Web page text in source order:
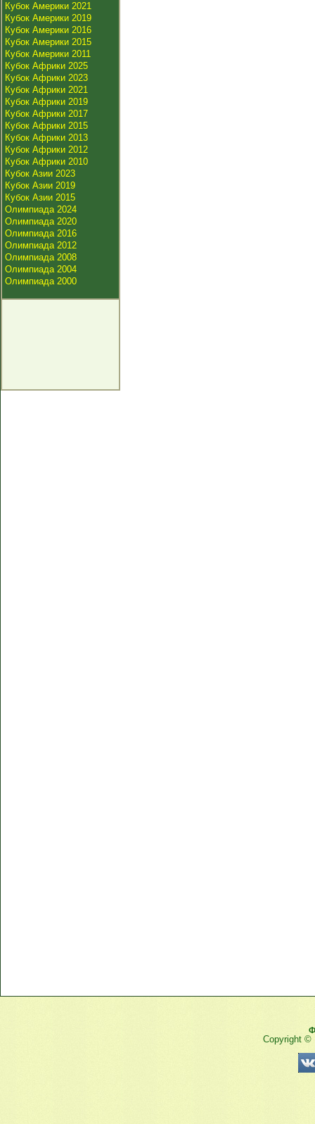
Кубок Америки 2021
Кубок Америки 2019
Кубок Америки 2016
Кубок Америки 2015
Кубок Америки 2011
Кубок Африки 2025
Кубок Африки 2023
Кубок Африки 2021
Кубок Африки 2019
Кубок Африки 2017
Кубок Африки 2015
Кубок Африки 2013
Кубок Африки 2012
Кубок Африки 2010
Кубок Азии 2023
Кубок Азии 2019
Кубок Азии 2015
Олимпиада 2024
Олимпиада 2020
Олимпиада 2016
Олимпиада 2012
Олимпиада 2008
Олимпиада 2004
Олимпиада 2000
Copyright ©